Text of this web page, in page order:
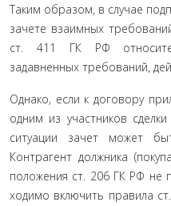
Таким образом, в случае
зачете взаимных
ст. 411 ГК РФ
задавненных требований,
Однако, если к договору
одним из участников
ситуации зачет может
Контрагент должника
положения ст. 206 ГК РФ
ходимо включить правила